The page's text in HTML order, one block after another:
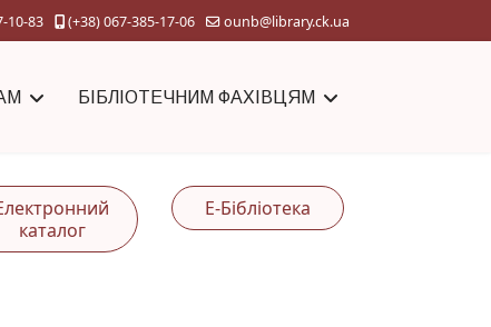
10-83 (+38) 067-385-17-06 ounb@library.ck.ua
БІБЛІОТЕЧНИМ ФАХІВЦЯМ
каталог
Е-Бібліотека